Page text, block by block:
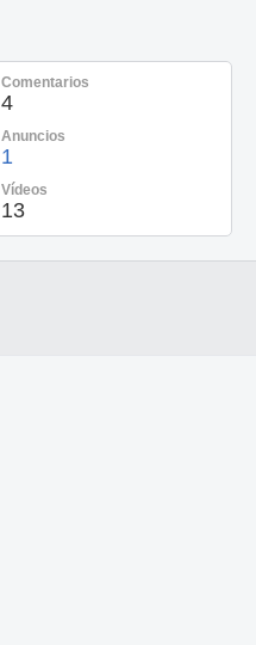
Comentarios
4
Anuncios
1
Vídeos
13